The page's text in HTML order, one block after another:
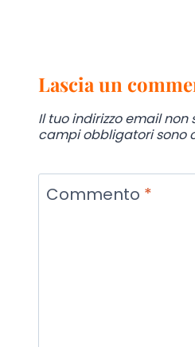
Lascia un
Il tuo indirizzo email
campi obbligatori sono
Commento *